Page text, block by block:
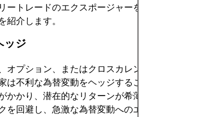
ートレードのエクスポージャーを管理するために用
紹介します。
ッジ
オプション、またはクロスカレンシースワップを利
は不利な為替変動をヘッジすることができます。ヘ
かかり、潜在的なリターンが希薄化する可能性があ
を回避し、急激な為替変動へのエクスポージャーを